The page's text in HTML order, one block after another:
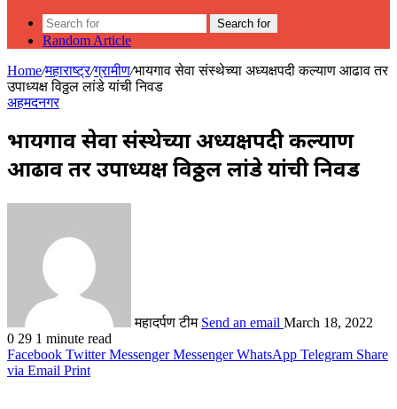
Search for
Random Article
Home/महाराष्ट्र/ग्रामीण/भायगाव सेवा संस्थेच्या अध्यक्षपदी कल्याण आढाव तर
उपाध्यक्ष विठ्ठल लांडे यांची निवड
अहमदनगर
भायगाव सेवा संस्थेच्या अध्यक्षपदी कल्याण
आढाव तर उपाध्यक्ष विठ्ठल लांडे यांची निवड
महादर्पण टीम Send an email March 18, 2022
0 29 1 minute read
Facebook Twitter Messenger Messenger WhatsApp Telegram Share
via Email Print